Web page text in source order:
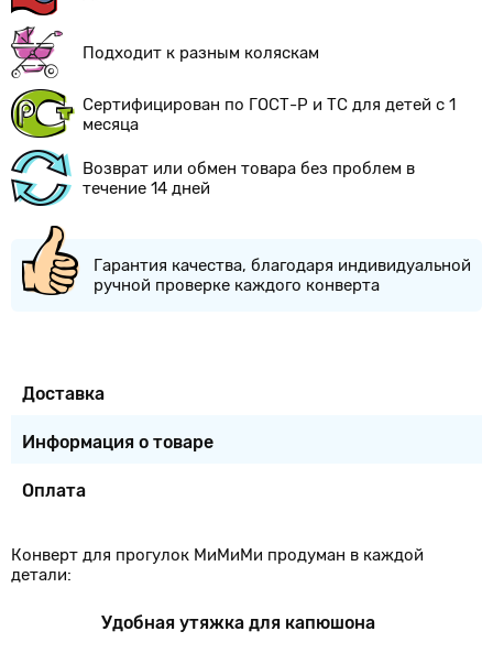
Подходит к разным коляскам
Сертифицирован по ГОСТ-Р и ТС для детей с 1
месяца
Возврат или обмен товара без проблем в
течение 14 дней
Гарантия качества, благодаря индивидуальной
ручной проверке каждого конверта
Доставка
Информация о товаре
Оплата
Конверт для прогулок МиМиМи продуман в каждой
детали:
Удобная утяжка для капюшона